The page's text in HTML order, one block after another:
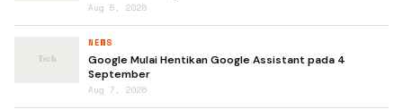
Aug 5, 2026
NEWS
Google Mulai Hentikan Google Assistant pada 4
September
Aug 7, 2026